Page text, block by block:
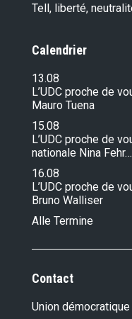
Tell, liberté,
Calendrier
13.08
L’UDC proche de
Mauro Tuena
15.08
L’UDC proche de
nationale Nina Fehr…
16.08
L’UDC proche de
Bruno Walliser
Alle Termine
Contact
Union